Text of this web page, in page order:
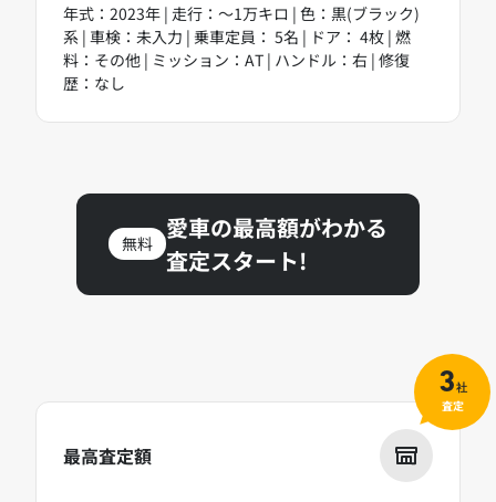
年式：2023年 | 走行：～1万キロ | 色：黒(ブラック)
系 | 車検：未入力 | 乗車定員： 5名 | ドア： 4枚 | 燃
料：その他 | ミッション：AT | ハンドル：右 | 修復
歴：なし
無料
愛車の最高額がわかる
査定スタート!
最高査定額
3社
査定